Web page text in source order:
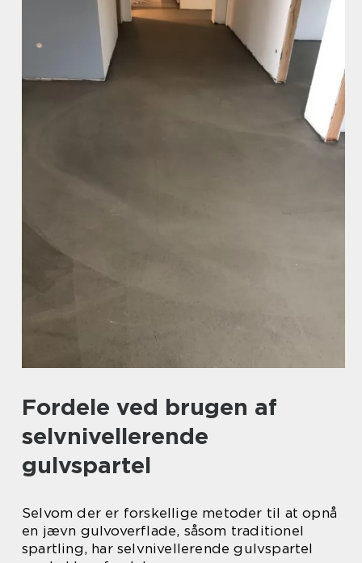
Fordele ved brugen af
selvnivellerende
gulvspartel
Selvom der er forskellige metoder til at opnå
en jævn gulvoverflade, såsom traditionel
spartling, har selvnivellerende gulvspartel